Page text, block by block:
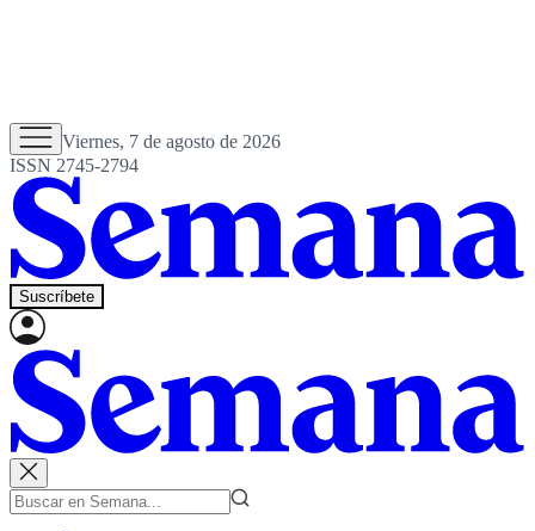
Viernes, 7 de agosto de 2026
ISSN 2745-2794
Suscríbete